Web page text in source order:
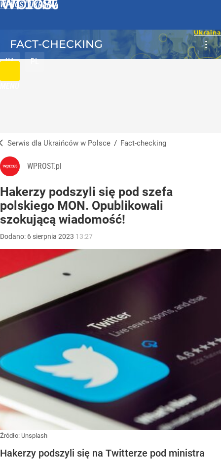
WPROST UKRAINA
UA PL
FACT-CHECKING
Serwis dla Ukraińców w Polsce / Fact-checking
WPROST.pl
Hakerzy podszyli się pod szefa
polskiego MON. Opublikowali
szokującą wiadomość!
Dodano: 6 sierpnia 2023 13:27
Źródło: Unsplash
Hakerzy podszyli się na Twitterze pod ministra